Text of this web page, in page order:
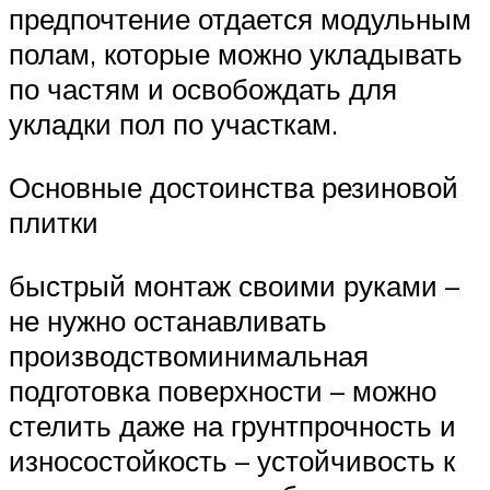
предпочтение отдается модульным
полам, которые можно укладывать
по частям и освобождать для
укладки пол по участкам.
Основные достоинства резиновой
плитки
быстрый монтаж своими руками –
не нужно останавливать
производствоминимальная
подготовка поверхности – можно
стелить даже на грунтпрочность и
износостойкость – устойчивость к